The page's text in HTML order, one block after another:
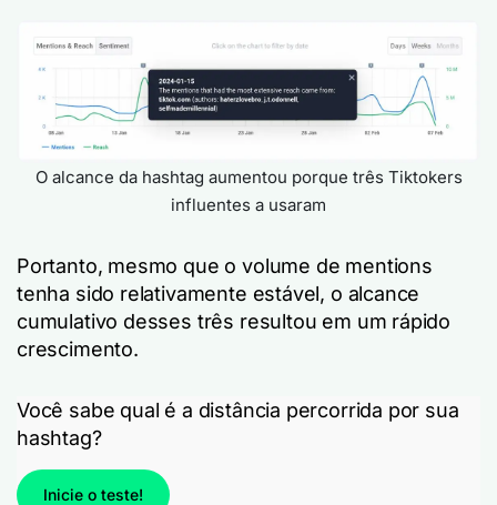
O alcance da hashtag aumentou porque três Tiktokers
influentes a usaram
Portanto, mesmo que o volume de mentions
tenha sido relativamente estável, o alcance
cumulativo desses três resultou em um rápido
crescimento.
Você sabe qual é a distância percorrida por sua
hashtag?
Inicie o teste!